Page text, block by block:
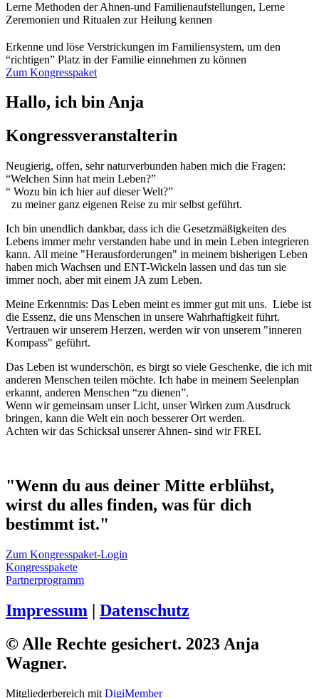
Lerne Methoden der Ahnen-und Familienaufstellungen, Lerne
Zeremonien und Ritualen zur Heilung kennen
Erkenne und löse Verstrickungen im Familiensystem, um den
“richtigen” Platz in der Familie einnehmen zu können
Zum Kongresspaket
Hallo, ich bin Anja
Kongressveranstalterin
Neugierig, offen, sehr naturverbunden haben mich die Fragen:
“Welchen Sinn hat mein Leben?”
“ Wozu bin ich hier auf dieser Welt?”
zu meiner ganz eigenen Reise zu mir selbst geführt.
Ich bin unendlich dankbar, dass ich die Gesetzmäßigkeiten des
Lebens immer mehr verstanden habe und in mein Leben integrieren
kann. All meine "Herausforderungen" in meinem bisherigen Leben
haben mich Wachsen und ENT-Wickeln lassen und das tun sie
immer noch, aber mit einem JA zum Leben.
Meine Erkenntnis: Das Leben meint es immer gut mit uns. Liebe ist
die Essenz, die uns Menschen in unsere Wahrhaftigkeit führt.
Vertrauen wir unserem Herzen, werden wir von unserem "inneren
Kompass" geführt.
Das Leben ist wunderschön, es birgt so viele Geschenke, die ich mit
anderen Menschen teilen möchte. Ich habe in meinem Seelenplan
erkannt, anderen Menschen “zu dienen”.
Wenn wir gemeinsam unser Licht, unser Wirken zum Ausdruck
bringen, kann die Welt ein noch besserer Ort werden.
Achten wir das Schicksal unserer Ahnen- sind wir FREI.
"Wenn du aus deiner Mitte erblühst,
wirst du alles finden, was für dich
bestimmt ist."
Zum Kongresspaket-Login
Kongresspakete
Partnerprogramm
Impressum | Datenschutz
© Alle Rechte gesichert. 2023 Anja
Wagner.
Mitgliederbereich mit DigiMember